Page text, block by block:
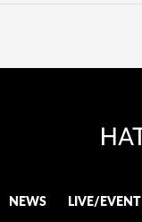
NEWS LIVE/EVENT